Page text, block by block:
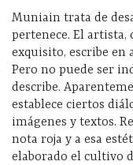
Muniain trata de
pertenece. El artista,
exquisito, escribe en
Pero no puede ser
describe.
establece ciertos
imágenes y textos.
nota roja y a esa
elaborado el cultivo